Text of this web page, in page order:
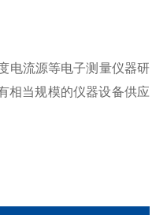
电流源等电子测量仪器研
相当规模的仪器设备供应